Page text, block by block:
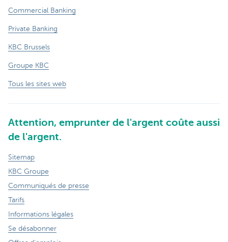
Commercial Banking
Private Banking
KBC Brussels
Groupe KBC
Tous les sites web
Attention, emprunter de l'argent coûte aussi
de l'argent.
Sitemap
KBC Groupe
Communiqués de presse
Tarifs
Informations légales
Se désabonner